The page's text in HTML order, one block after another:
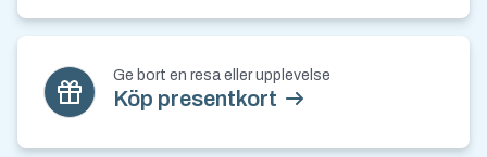
Ge bort en resa eller upplevelse
Köp presentkort